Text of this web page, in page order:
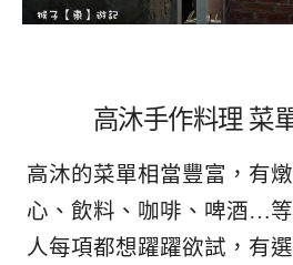
高沐手作料理 菜
高沐的菜單相當豐富，有
心、飲料、咖啡、啤酒…
人每項都想躍躍欲試，有